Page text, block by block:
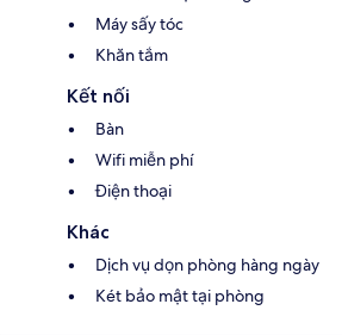
Máy sấy tóc
Khăn tắm
Kết nối
Bàn
Wifi miễn phí
Điện thoại
Khác
Dịch vụ dọn phòng hàng ngày
Két bảo mật tại phòng